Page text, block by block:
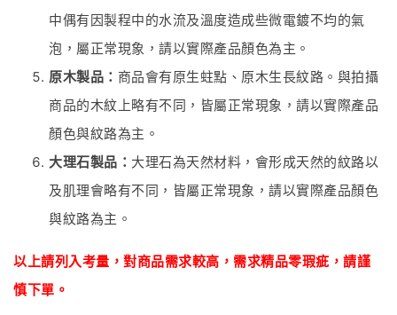
中偶有因製程中的水流及溫度造成些微電鍍不均的氣
泡，屬正常現象，請以實際產品顏色為主。
原木製品： 商品會有原生蛀點、原木生長紋路。與拍攝
商品的木紋上略有不同，皆屬正常現象，請以實際產品
顏色與紋路為主。
大理石製品： 大理石為天然材料，會形成天然的紋路以
及肌理會略有不同，皆屬正常現象，請以實際產品顏色
與紋路為主。
以上請列入考量，對商品需求較高，需求精品零瑕疵 ， 請謹
慎下單。